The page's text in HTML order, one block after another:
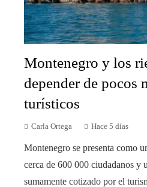
Montenegro y los
depender de pocos
turísticos
Carla Ortega Hace 5 días
Montenegro se presenta como
cerca de 600 000 ciudadanos y
sumamente cotizado por el